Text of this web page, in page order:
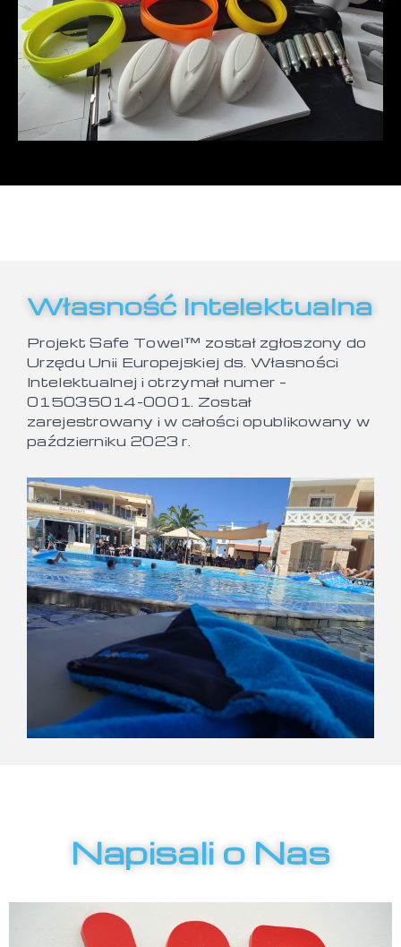
Własność Intelektualna
Projekt Safe Towel™ został zgłoszony do
Urzędu Unii Europejskiej ds. Własności
Intelektualnej i otrzymał numer –
015035014-0001. Został
zarejestrowany i w całości opublikowany w
październiku 2023 r.
Napisali o Nas